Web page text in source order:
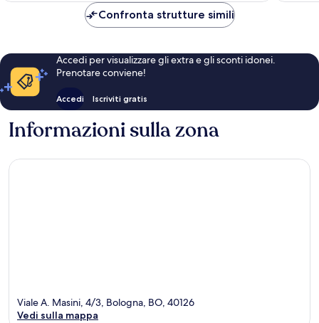
Confronta strutture simili
Accedi per visualizzare gli extra e gli sconti idonei.
Prenotare conviene!
Accedi Iscriviti gratis
Informazioni sulla zona
Viale A. Masini, 4/3, Bologna, BO, 40126
Vedi sulla mappa